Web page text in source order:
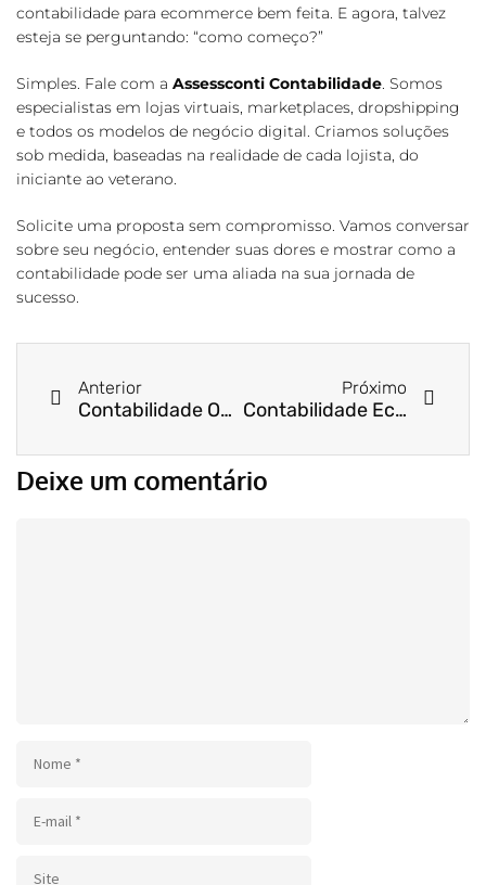
contabilidade para ecommerce bem feita. E agora, talvez
esteja se perguntando: “como começo?”
Simples. Fale com a Assessconti Contabilidade. Somos
especialistas em lojas virtuais, marketplaces, dropshipping
e todos os modelos de negócio digital. Criamos soluções
sob medida, baseadas na realidade de cada lojista, do
iniciante ao veterano.
Solicite uma proposta sem compromisso. Vamos conversar
sobre seu negócio, entender suas dores e mostrar como a
contabilidade pode ser uma aliada na sua jornada de
sucesso.
Anterior
Contabilidade Online: Quais as vantagens e como funciona?
Próximo
Contabilidade Ecommerce | Gestão Fiscal para Lojas Online
Deixe um comentário